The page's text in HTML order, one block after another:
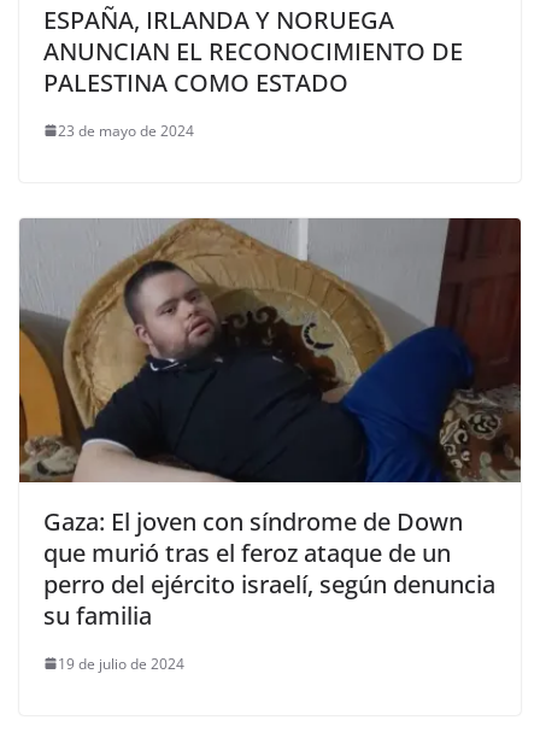
ESPAÑA, IRLANDA Y NORUEGA
ANUNCIAN EL RECONOCIMIENTO DE
PALESTINA COMO ESTADO
23 de mayo de 2024
Gaza: El joven con síndrome de Down
que murió tras el feroz ataque de un
perro del ejército israelí, según denuncia
su familia
19 de julio de 2024